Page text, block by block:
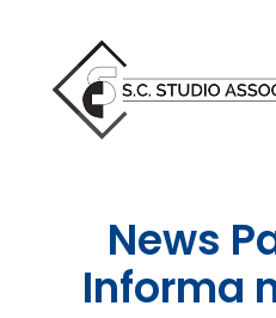
contenuto
News
Informa